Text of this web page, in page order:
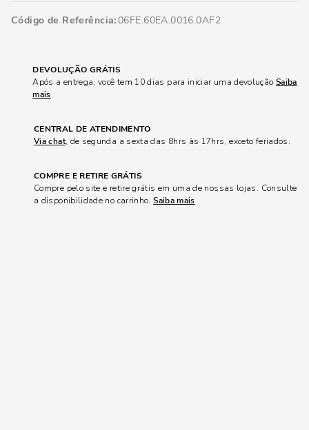
Código de Referência 06FE.60EA.0016.0AF2
DEVOLUÇÃO GRÁTIS
Após a entrega, você tem 10 dias para iniciar uma devolução Saiba
mais
CENTRAL DE ATENDIMENTO
Via chat, de segunda a sexta das 8hrs às 17hrs, exceto feriados.
COMPRE E RETIRE GRÁTIS
Compre pelo site e retire grátis em uma de nossas lojas. Consulte
a disponibilidade no carrinho.Saiba mais